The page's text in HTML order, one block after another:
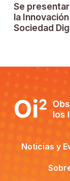
Se
la
Sociedad
Noticias y